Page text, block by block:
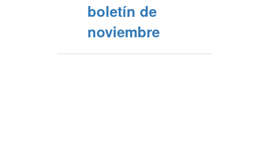
boletín de
noviembre